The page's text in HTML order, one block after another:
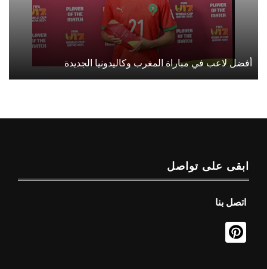
أفضل لاعب في مباراة المغرب وكاليدونيا الجديدة
ابقى على تواصل
اتصل بنا